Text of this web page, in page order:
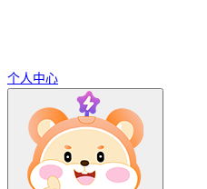
个人中心